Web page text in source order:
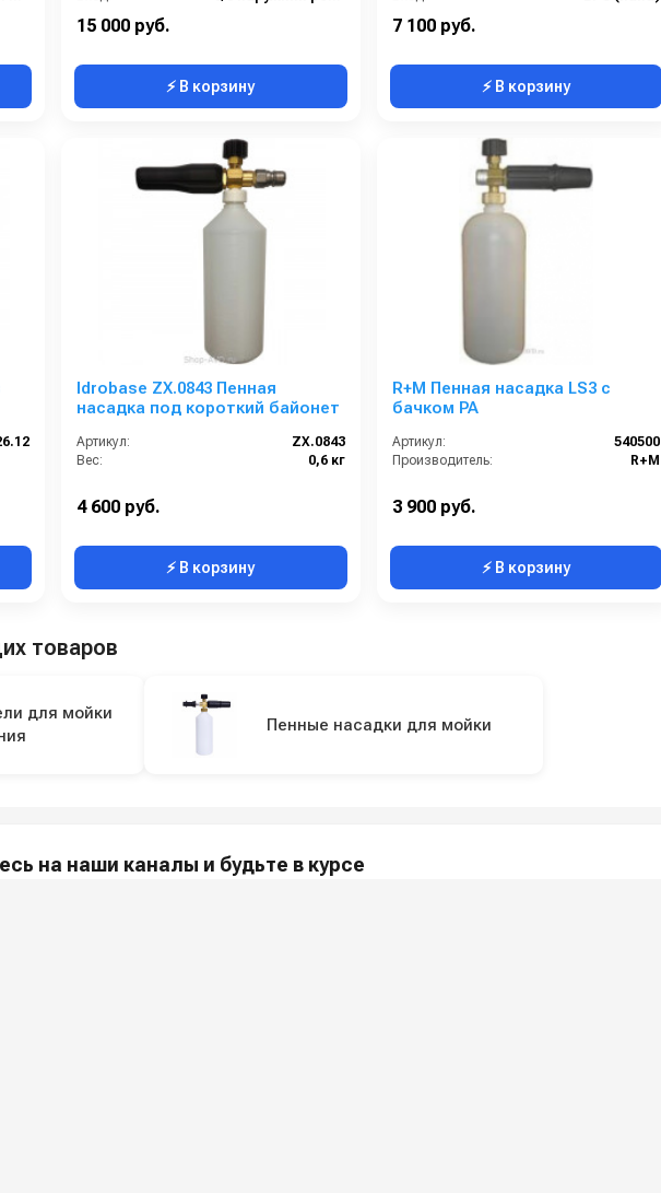
15 000 руб.
⚡ В корзину
7 100 руб.
⚡ В корзину
Idrobase ZX.0843 Пенная
насадка под короткий байонет
Артикул:
ZX.0843
Вес:
0,6 кг
4 600 руб.
⚡ В корзину
R+M Пенная насадка LS3 с
бачком PA
Артикул:
540500
Производитель:
R+M
3 900 руб.
⚡ В корзину
товаров
для мойки
Пенные насадки для мойки
на наши каналы и будьте в курсе